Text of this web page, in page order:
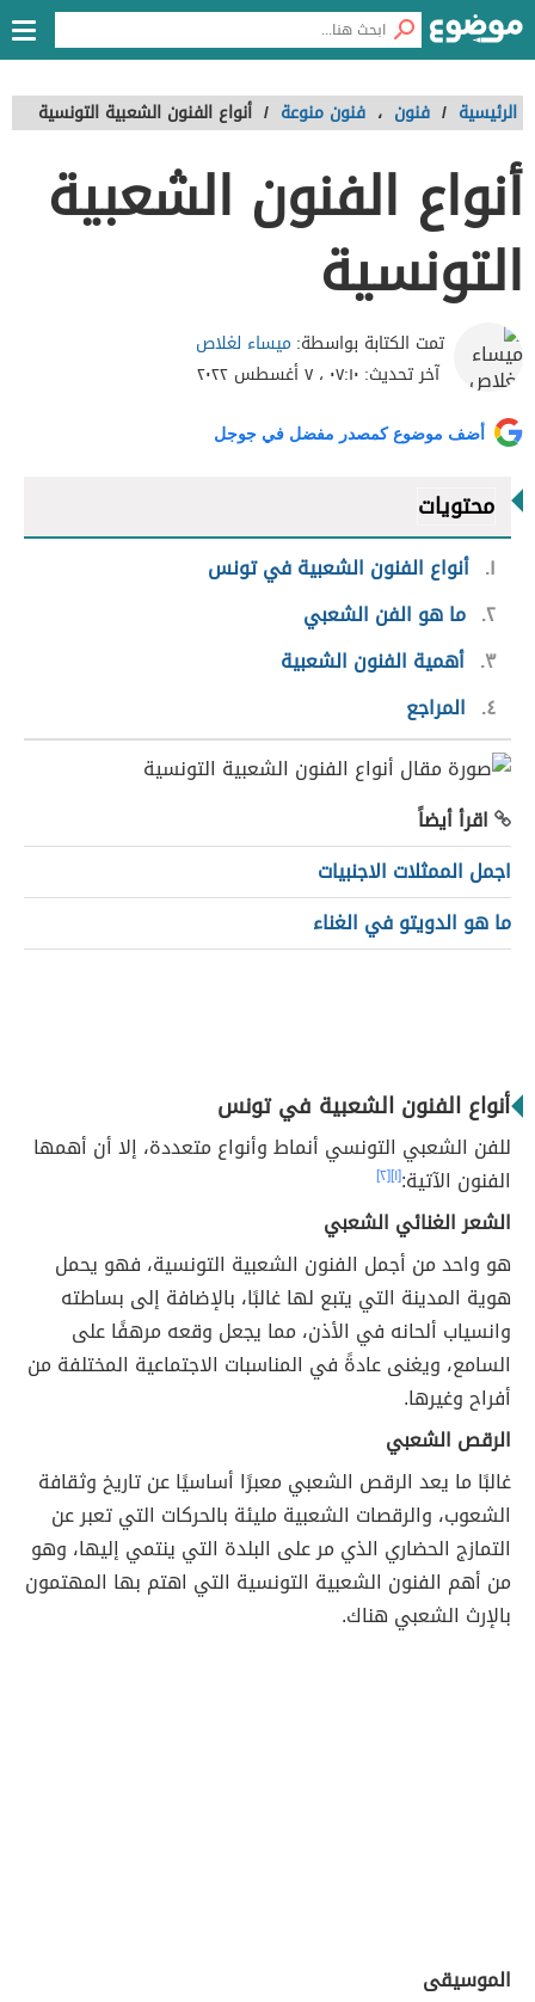
الرئيسية / فنون ، فنون منوعة / أنواع الفنون الشعبية التونسية
أنواع الفنون الشعبية
التونسية
تمت الكتابة بواسطة: ميساء لغلاص
آخر تحديث: ٠٧:١٠ ، ٧ أغسطس ٢٠٢٢
أضف موضوع كمصدر مفضل في جوجل
محتويات
١ أنواع الفنون الشعبية في تونس
٢ ما هو الفن الشعبي
٣ أهمية الفنون الشعبية
٤
المراجع
اقرأ أيضاً
اجمل الممثلات الاجنبيات
ما هو الدويتو في الغناء
أنواع الفنون الشعبية في تونس
للفن الشعبي التونسي أنماط وأنواع متعددة، إلا أن أهمها
الفنون الآتية:[١] [٢]
الشعر الغنائي الشعبي
هو واحد من أجمل الفنون الشعبية التونسية، فهو يحمل
هوية المدينة التي يتبع لها غالبًا، بالإضافة إلى بساطته
وانسياب ألحانه في الأذن، مما يجعل وقعه مرهفًا على
السامع، ويغنى عادةً في المناسبات الاجتماعية المختلفة من
أفراح وغيرها.
الرقص الشعبي
غالبًا ما يعد الرقص الشعبي معبرًا أساسيًا عن تاريخ وثقافة
الشعوب، والرقصات الشعبية مليئة بالحركات التي تعبر عن
التمازج الحضاري الذي مر على البلدة التي ينتمي إليها، وهو
من أهم الفنون الشعبية التونسية التي اهتم بها المهتمون
بالإرث الشعبي هناك.
الموسيقى